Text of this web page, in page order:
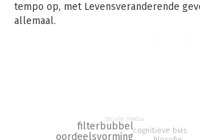
tempo op, met Levensveranderende
allemaal.
Wat je denkt en gelooft, dat doet ertoe.
oordeelsvorming
filterbubbelcognitieve bias
sociale media